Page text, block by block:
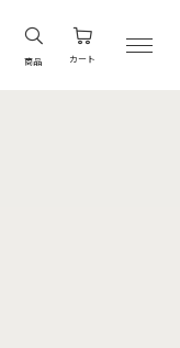
商品 カート